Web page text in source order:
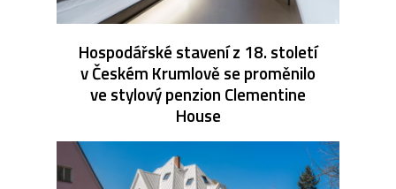
Hospodářské stavení z 18. století
v Českém Krumlově se proměnilo
ve stylový penzion Clementine
House